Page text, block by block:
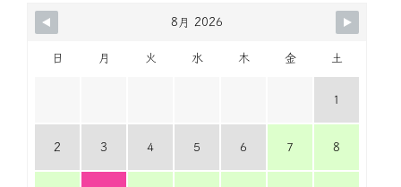
8月 2026
日 月 火 水 木 金 土
1
2 3 4 5 6 7 8